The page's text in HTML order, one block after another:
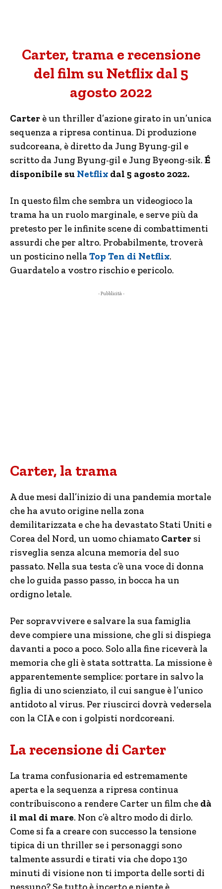
Carter, trama e recensione
del film su Netflix dal 5
agosto 2022
Carter è un thriller d’azione girato in un’unica
sequenza a ripresa continua. Di produzione
sudcoreana, è diretto da Jung Byung-gil e
scritto da Jung Byung-gil e Jung Byeong-sik. É
disponibile su Netflix dal 5 agosto 2022.
In questo film che sembra un videogioco la
trama ha un ruolo marginale, e serve più da
pretesto per le infinite scene di combattimenti
assurdi che per altro. Probabilmente, troverà
un posticino nellaTop Ten di Netflix.
Guardatelo a vostro rischio e pericolo.
- Pubblicità -
Carter, la trama
A due mesi dall’inizio di una pandemia mortale
che ha avuto origine nella zona
demilitarizzata e che ha devastato Stati Uniti e
Corea del Nord, un uomo chiamato Carter si
risveglia senza alcuna memoria del suo
passato. Nella sua testa c’è una voce di donna
che lo guida passo passo, in bocca ha un
ordigno letale.
Per sopravvivere e salvare la sua famiglia
deve compiere una missione, che gli si dispiega
davanti a poco a poco. Solo alla fine riceverà la
memoria che gli è stata sottratta. La missione è
apparentemente semplice: portare in salvo la
figlia di uno scienziato, il cui sangue è l’unico
antidoto al virus. Per riuscirci dovrà vedersela
con la CIA e con i golpisti nordcoreani.
La recensione di Carter
La trama confusionaria ed estremamente
aperta e la sequenza a ripresa continua
contribuiscono a rendere Carter un film che dà
il mal di mare. Non c’è altro modo di dirlo.
Come si fa a creare con successo la tensione
tipica di un thriller se i personaggi sono
talmente assurdi e tirati via che dopo 130
minuti di visione non ti importa delle sorti di